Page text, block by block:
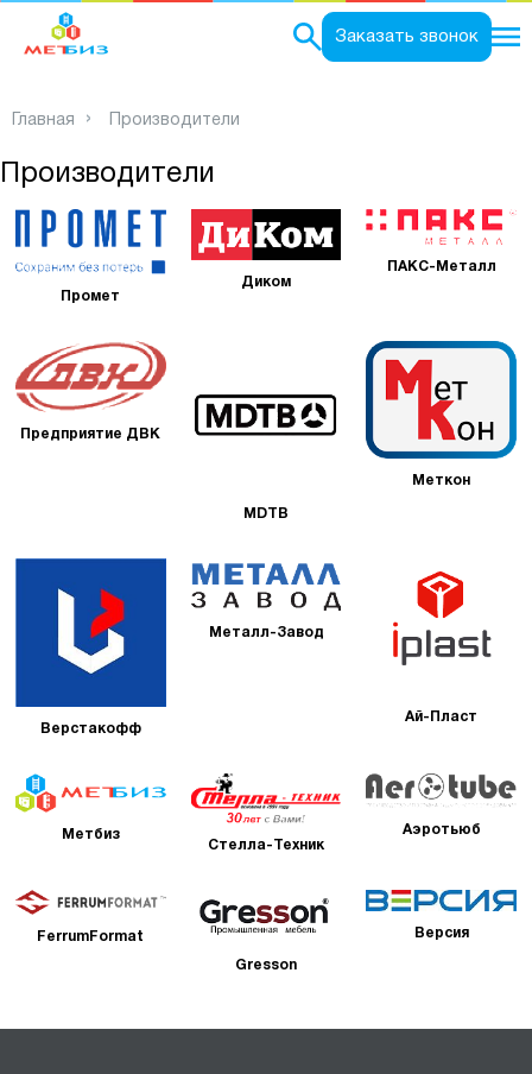
Заказать звонок
Главная Производители
Производители
Промет
Диком
ПАКС-Металл
Предприятие ДВК
MDTB
Меткон
Верстакофф
Металл-Завод
Ай-Пласт
Метбиз
Стелла-Техник
Аэротьюб
FerrumFormat
Gresson
Версия